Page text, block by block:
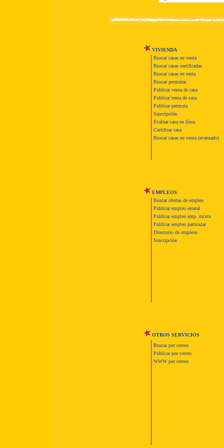
VIVIENDA
Buscar casas en venta
Buscar casas certificadas
Buscar casas en renta
Buscar permutas
Publicar venta de casa
Publicar renta de casa
Publicar permuta
Suscripción
Evaluar casa en línea
Certificar casa
Buscar casas en venta (avanzado)
EMPLEOS
Buscar ofertas de empleo
Publicar empleo estatal
Publicar empleo emp. mixta
Publicar empleo particular
Directorio de empleos
Suscripción
OTROS SERVICIOS
Buscar por correo
Publicar por correo
WWW por correo